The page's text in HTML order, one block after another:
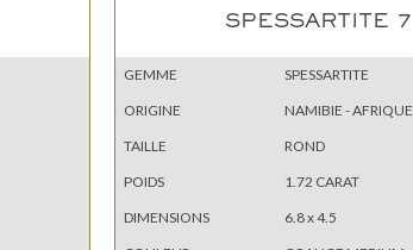
SPESSARTITE 7
GEMME
SPESSARTITE
ORIGINE
NAMIBIE - AFRIQUE
TAILLE
ROND
POIDS
1.72 CARAT
DIMENSIONS
6.8 x 4.5